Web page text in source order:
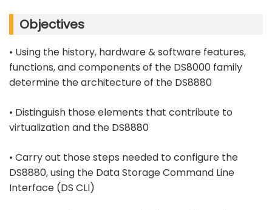
Objectives
• Using the history, hardware & software features,
functions, and components of the DS8000 family
determine the architecture of the DS8880
• Distinguish those elements that contribute to
virtualization and the DS8880
• Carry out those steps needed to configure the
DS8880, using the Data Storage Command Line
Interface (DS CLI)